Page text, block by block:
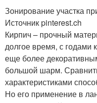
Зонирование участка
Источник pinterest.ch
Кирпич – прочный
долгое время, с годами
еще более
большой шарм.
характеристиками
Но его применение в